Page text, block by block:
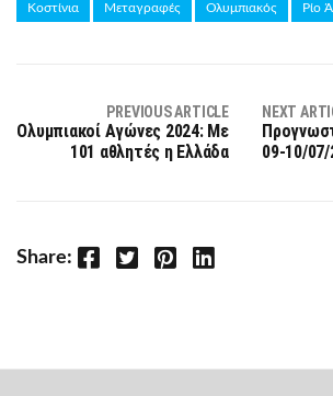
Κοστίνια Μεταγραφές Ολυμπιακός Ρίο
PREVIOUS ARTICLE
Ολυμπιακοί Αγώνες 2024: Με
101 αθλητές η Ελλάδα
NEXT
09-10/07/
Share: Facebook Twitter Pinterest LinkedIn